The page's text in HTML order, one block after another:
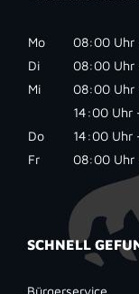
Mo
08:00 Uhr
Di
08:00 Uhr
Mi
08:00 Uhr
14:00 Uhr
Do
14:00 Uhr
Fr
08:00 Uhr
SCHNELL
Bürgerservice